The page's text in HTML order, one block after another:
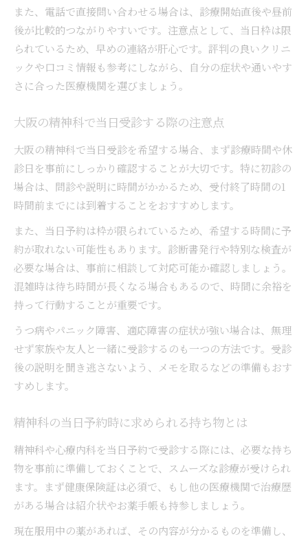
また、電話で直接問い合わせる場合は、診療開始直後や昼前
後が比較的つながりやすいです。注意点として、当日枠は限
られているため、早めの連絡が肝心です。評判の良いクリニ
ックや口コミ情報も参考にしながら、自分の症状や通いやす
さに合った医療機関を選びましょう。
大阪の精神科で当日受診する際の注意点
大阪の精神科で当日受診を希望する場合、まず診療時間や休
診日を事前にしっかり確認することが大切です。特に初診の
場合は、問診や説明に時間がかかるため、受付終了時間の1
時間前までには到着することをおすすめします。
また、当日予約は枠が限られているため、希望する時間に予
約が取れない可能性もあります。診断書発行や特別な検査が
必要な場合は、事前に相談して対応可能か確認しましょう。
混雑時は待ち時間が長くなる場合もあるので、時間に余裕を
持って行動することが重要です。
うつ病やパニック障害、適応障害の症状が強い場合は、無理
せず家族や友人と一緒に受診するのも一つの方法です。受診
後の説明を聞き逃さないよう、メモを取るなどの準備もおす
すめします。
精神科の当日予約時に求められる持ち物とは
精神科や心療内科を当日予約で受診する際には、必要な持ち
物を事前に準備しておくことで、スムーズな診療が受けられ
ます。まず健康保険証は必須で、もし他の医療機関で治療歴
がある場合は紹介状やお薬手帳も持参しましょう。
現在服用中の薬があれば、その内容が分かるものを準備し、